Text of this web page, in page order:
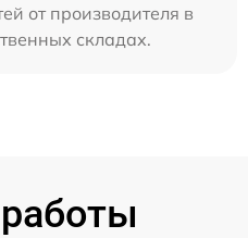
от производителя в
складах.